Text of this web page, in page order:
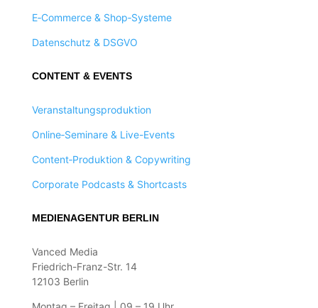
E‑Commerce & Shop‑Systeme
Datenschutz & DSGVO
CONTENT & EVENTS
Veranstaltungsproduktion
Online‑Seminare & Live-Events
Content‑Produktion & Copywriting
Corporate Podcasts & Shortcasts
MEDIENAGENTUR BERLIN
Vanced Media
Friedrich-Franz-Str. 14
12103 Berlin